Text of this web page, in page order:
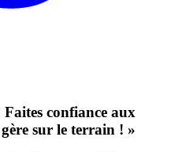
confiance aux
sur le terrain ! »